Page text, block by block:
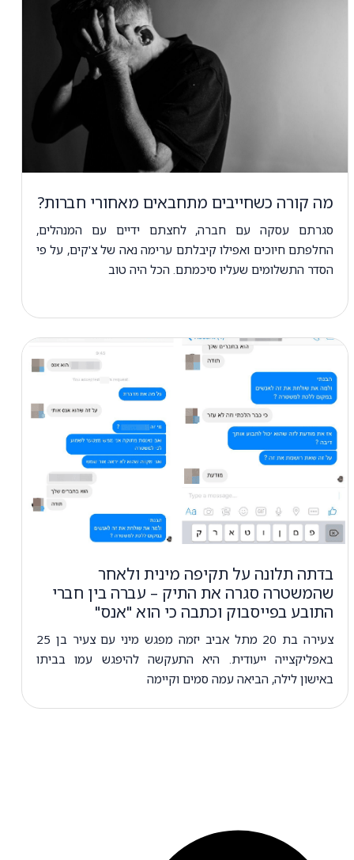
מה קורה כשחייבים מתחבאים מאחורי חברות?
סגרתם עסקה עם חברה, לחצתם ידיים עם המנהלים,
החלפתם חיוכים ואפילו קיבלתם ערימה נאה של צ'קים, על פי
הסדר התשלומים שעליו סיכמתם. הכל היה טוב
בדתה תלונה על תקיפה מינית ולאחר
שהמשטרה סגרה את התיק – עברה בין חברי
התובע בפייסבוק וכתבה כי הוא "אנס"
צעירה בת 20 מתל אביב יזמה מפגש מיני עם צעיר בן 25
באפליקצייה ייעודית. היא התעקשה להיפגש עמו בביתו
באישון לילה, הביאה עמה סמים וקיימה